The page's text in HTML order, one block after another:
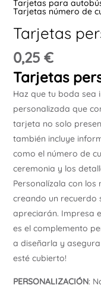
Tarjetas para
Tarjetas número de
Tarjetas
0,25 €
Tarjetas
Haz que tu boda sea
personalizada que
tarjeta no solo
también incluye
como el número de
ceremonia y los
Personalízala con
creando un recuerdo
apreciarán. Impresa
es el complemento
a diseñarla y
esté cubierto!
PERSONALIZACIÓN: